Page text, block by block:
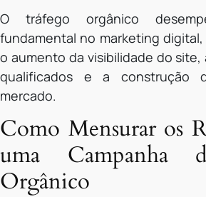
O tráfego orgânico
fundamental no marketing
o aumento da visibilidade do
qualificados e a construção
mercado.
Como Mensurar os
uma Campanha
Orgânico